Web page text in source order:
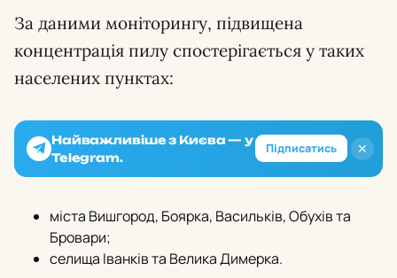
За даними моніторингу, підвищена
концентрація пилу спостерігається у таких
населених пунктах:
✕
Найважливіше з Києва — у
Telegram.
Підписатись
міста Вишгород, Боярка, Васильків, Обухів та
Бровари;
селища Іванків та Велика Димерка.